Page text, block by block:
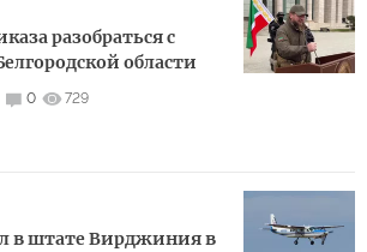
разобраться с
области
0 729
в штате Вирджиния в